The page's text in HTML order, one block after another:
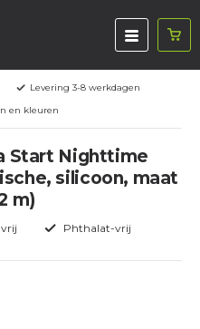
Levering 3-8 werkdagen
en kleuren
Start Nighttime
silicoon, maat
m)
Phthalat-vrij